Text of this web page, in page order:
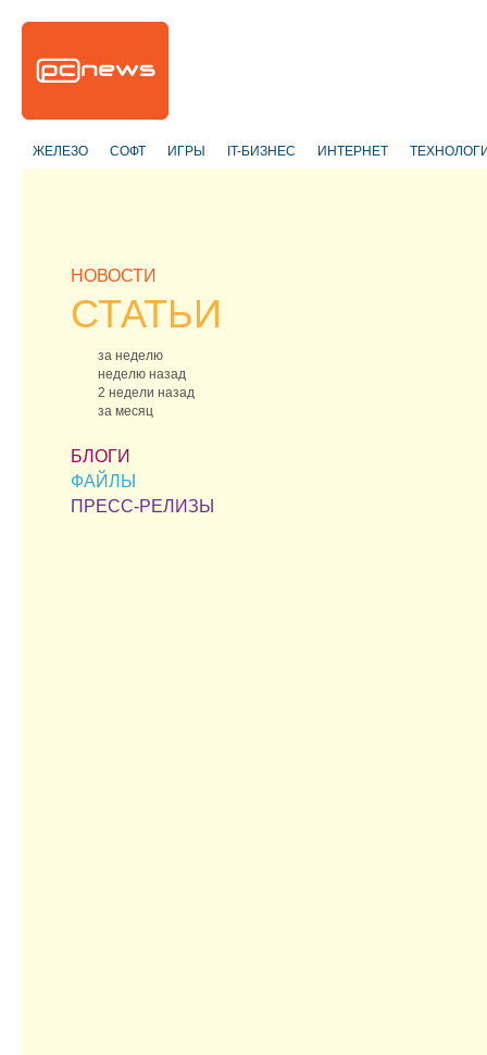
ЖЕЛЕЗО СОФТ ИГРЫ IT-БИЗНЕС ИНТЕРНЕТ
НОВОСТИ
СТАТЬИ
за неделю
неделю назад
2 недели назад
за месяц
БЛОГИ
ФАЙЛЫ
ПРЕСС-РЕЛИЗЫ